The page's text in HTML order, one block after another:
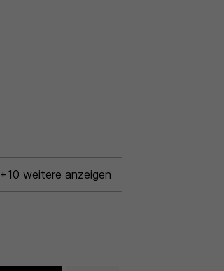
+10 weitere anzeigen